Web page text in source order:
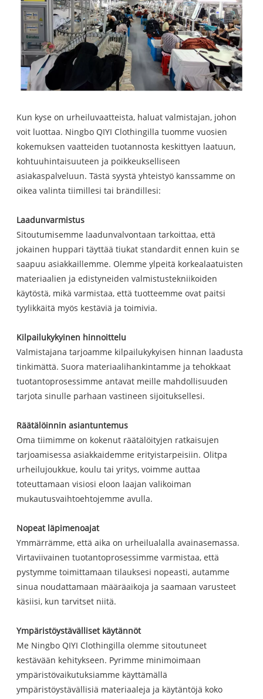
Kun kyse on urheiluvaatteista, haluat valmistajan, johon
voit luottaa. Ningbo QIYI Clothingilla tuomme vuosien
kokemuksen vaatteiden tuotannosta keskittyen laatuun,
kohtuuhintaisuuteen ja poikkeukselliseen
asiakaspalveluun. Tästä syystä yhteistyö kanssamme on
oikea valinta tiimillesi tai brändillesi:
Laadunvarmistus
Sitoutumisemme laadunvalvontaan tarkoittaa, että
jokainen huppari täyttää tiukat standardit ennen kuin se
saapuu asiakkaillemme. Olemme ylpeitä korkealaatuisten
materiaalien ja edistyneiden valmistustekniikoiden
käytöstä, mikä varmistaa, että tuotteemme ovat paitsi
tyylikkäitä myös kestäviä ja toimivia.
Kilpailukykyinen hinnoittelu
Valmistajana tarjoamme kilpailukykyisen hinnan laadusta
tinkimättä. Suora materiaalihankintamme ja tehokkaat
tuotantoprosessimme antavat meille mahdollisuuden
tarjota sinulle parhaan vastineen sijoituksellesi.
Räätälöinnin asiantuntemus
Oma tiimimme on kokenut räätälöityjen ratkaisujen
tarjoamisessa asiakkaidemme erityistarpeisiin. Olitpa
urheilujoukkue, koulu tai yritys, voimme auttaa
toteuttamaan visiosi eloon laajan valikoiman
mukautusvaihtoehtojemme avulla.
Nopeat läpimenoajat
Ymmärrämme, että aika on urheilualalla avainasemassa.
Virtaviivainen tuotantoprosessimme varmistaa, että
pystymme toimittamaan tilauksesi nopeasti, autamme
sinua noudattamaan määräaikoja ja saamaan varusteet
käsiisi, kun tarvitset niitä.
Ympäristöystävälliset käytännöt
Me Ningbo QIYI Clothingilla olemme sitoutuneet
kestävään kehitykseen. Pyrimme minimoimaan
ympäristövaikutuksiamme käyttämällä
ympäristöystävällisiä materiaaleja ja käytäntöjä koko